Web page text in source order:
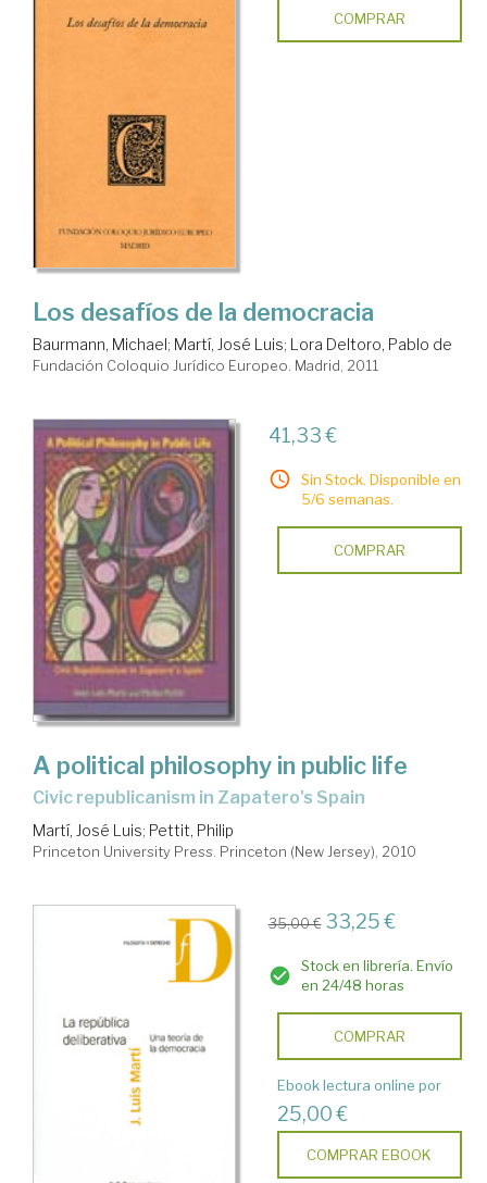
COMPRAR
Los desafíos de la democracia
Baurmann, Michael; Martí, José Luis; Lora Deltoro, Pablo de
Fundación Coloquio Jurídico Europeo. Madrid, 2011
41,33 €
Sin Stock. Disponible en
5/6 semanas.
COMPRAR
A political philosophy in public life
civic republicanism in Zapatero's Spain
Martí, José Luis; Pettit, Philip
Princeton University Press. Princeton (New Jersey), 2010
35,00 € 33,25 €
Stock en librería. Envío
en 24/48 horas
COMPRAR
Ebook lectura online por
25,00 €
COMPRAR EBOOK